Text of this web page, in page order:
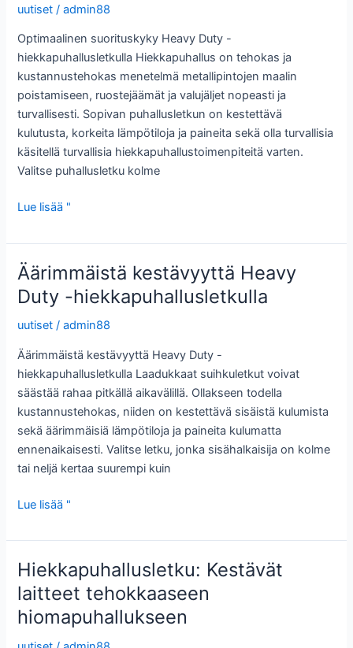
uutiset /admin88
Optimaalinen suorituskyky Heavy Duty -
hiekkapuhallusletkulla Hiekkapuhallus on tehokas ja
kustannustehokas menetelmä metallipintojen maalin
poistamiseen, ruostejäämät ja valujäljet ​​nopeasti ja
turvallisesti. Sopivan puhallusletkun on kestettävä
kulutusta, korkeita lämpötiloja ja paineita sekä olla turvallisia
käsitellä turvallisia hiekkapuhallustoimenpiteitä varten.
Valitse puhallusletku kolme
Optimaalinen
Heavy
Duty
-
hiekkapuhallusletkulla
Lue lisää "
Äärimmäistä kestävyyttä Heavy
Duty -hiekkapuhallusletkulla
uutiset /admin88
Äärimmäistä kestävyyttä Heavy Duty -
hiekkapuhallusletkulla Laadukkaat suihkuletkut voivat
säästää rahaa pitkällä aikavälillä. Ollakseen todella
kustannustehokas, niiden on kestettävä sisäistä kulumista
sekä äärimmäisiä lämpötiloja ja paineita kulumatta
ennenaikaisesti. Valitse letku, jonka sisähalkaisija on kolme
tai neljä kertaa suurempi kuin
Äärimmäistä
Heavy
Duty
-
hiekkapuhallusletkulla
Lue lisää "
Hiekkapuhallusletku: Kestävät
laitteet tehokkaaseen
hiomapuhallukseen